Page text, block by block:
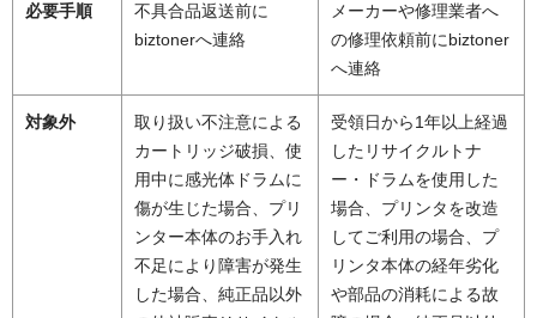
必要手順
不具合品返送前に
biztonerへ連絡
メーカーや修理業者へ
の修理依頼前にbiztoner
へ連絡
対象外
取り扱い不注意による
カートリッジ破損、使
用中に感光体ドラムに
傷が生じた場合、プリ
ンター本体のお手入れ
不足により障害が発生
した場合、純正品以外
受領日から1年以上経過
したリサイクルトナ
ー・ドラムを使用した
場合、プリンタを改造
してご利用の場合、プ
リンタ本体の経年劣化
や部品の消耗による故